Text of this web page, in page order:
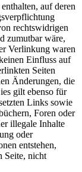
auf deren
rechtswidrigen
zumutbar wäre,
Verlinkung waren
Einfluss auf
Seiten
Änderungen, die
gilt ebenso für
Links sowie
Foren oder
illegale Inhalte
oder
entstehen,
Seite, nicht